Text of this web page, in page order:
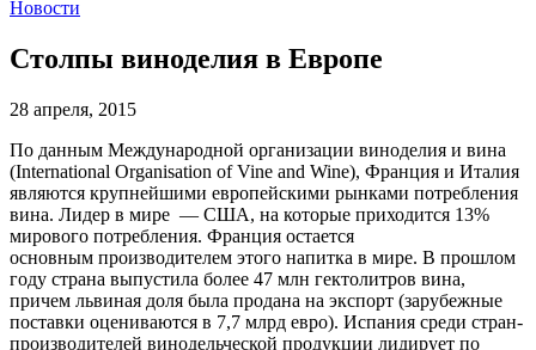
Новости
Столпы виноделия в Европе
28 апреля, 2015
По данным Международной организации виноделия и вина
(International Organisation of Vine and Wine), Франция и Италия
являются крупнейшими европейскими рынками потребления
вина. Лидер в мире — США, на которые приходится 13%
мирового потребления. Франция остается
основным производителем этого напитка в мире. В прошлом
году страна выпустила более 47 млн гектолитров вина,
причем львиная доля была продана на экспорт (зарубежные
поставки оцениваются в 7,7 млрд евро). Испания среди стран-
производителей винодельческой продукции лидирует по